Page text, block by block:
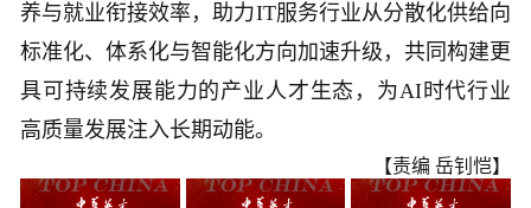
养与就业衔接效率，助力IT服务行业从分散化供给向
标准化、体系化与智能化方向加速升级，共同构建更
具可持续发展能力的产业人才生态，为AI时代行业
高质量发展注入长期动能。
【责编 岳钊恺】